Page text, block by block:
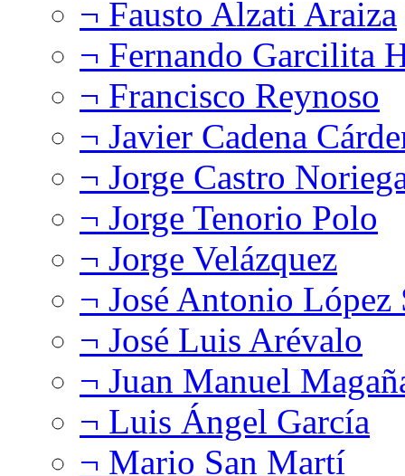
¬ Fausto Alzati Araiza
¬ Fernando Garcilita
¬ Francisco Reynoso
¬ Javier Cadena
¬ Jorge Castro
¬ Jorge Tenorio Polo
¬ Jorge Velázquez
¬ José Antonio López
¬ José Luis Arévalo
¬ Juan Manuel
¬ Luis Ángel García
¬ Mario San Martí